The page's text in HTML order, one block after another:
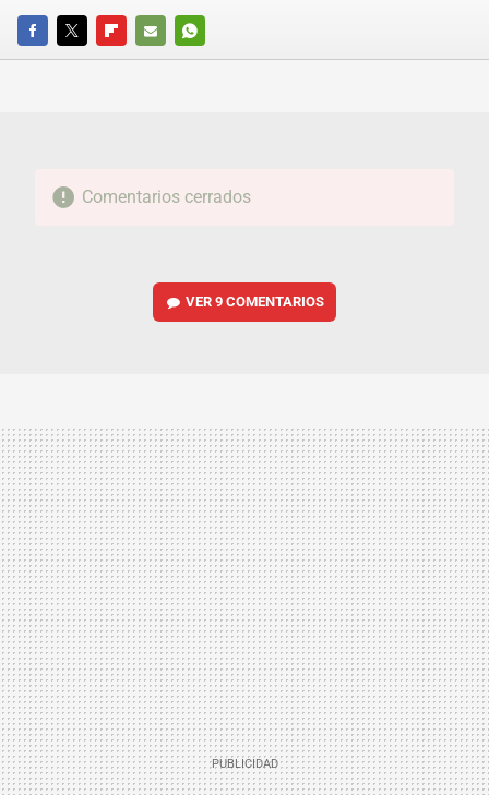
FACEBOOKTWITTERFLIPBOARD
E-
WHATSAPP
Comentarios cerrados
VER9 COMENTARIOS